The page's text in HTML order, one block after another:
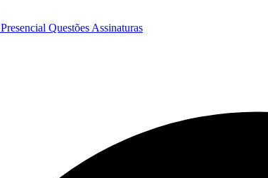
Presencial Questões Assinaturas